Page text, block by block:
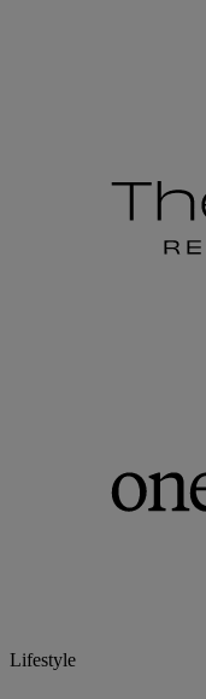
Lifestyle